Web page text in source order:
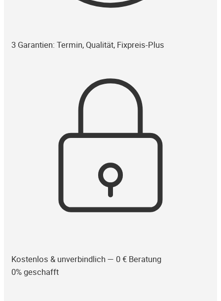
3 Garantien: Termin, Qualität, Fixpreis-Plus
Kostenlos & unverbindlich — 0 € Beratung
0% geschafft